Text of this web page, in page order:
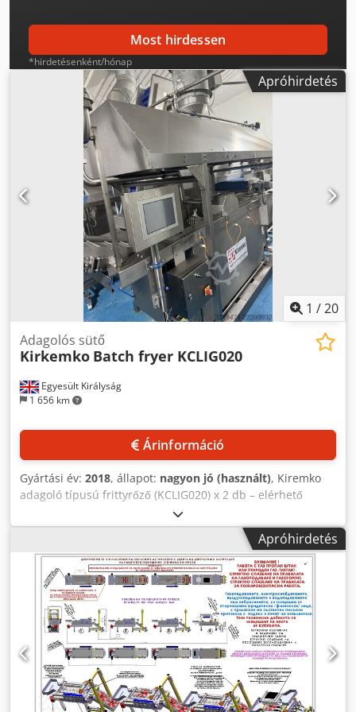
Most hirdessen
*hirdetésenként/hónap
Apróhirdetés
1 /20
Egyesült Királyság
1 656 km
Adagolós sütő
Kirkemko Batch fryer KCLIG020
Árinformáció
Gyártási év: 2018, állapot: nagyon jó (használt), Kiremko
adagoló típusú frittyrőző (KCLIG020) x 2 db – elérhető
(gyártási év: 2018/2012) 2 db Kiremko adagoló típusú
frittyrőző, korábban burgonyasziromok készítésére
használták, mindkét egység óránként 20 kg kapacitású.
(Összesen 40 kg/óra). Crsdpfx Aeznv Tysl Asf Mindkét
Kiremko frittyrőző vonalhoz tartozik egy szeletelő. Az egyik
szeletelő Fam, a másik Urschel gyártmányú. Kiváló
állapotban, teljesen működőképes. Mindkét vonalhoz
tartozik páraelszívó és tűzoltó rendszer.
Apróhirdetés